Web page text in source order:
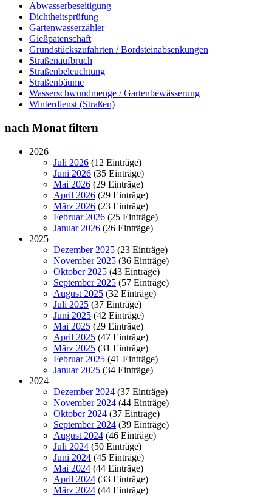
Abwasserbeseitigung
Dichtheitsprüfung
Gartenwasserzähler
Gießpatenschaft
Grundstückszufahrten / Bordsteinabsenkungen
Straßenaufbruch
Straßenbeleuchtung
Straßenbäume
Wasserschwundmenge / Gartenbewässerung
Winterdienst (Straßen)
nach Monat filtern
2026
Juli 2026 (12 Einträge)
Juni 2026 (35 Einträge)
Mai 2026 (29 Einträge)
April 2026 (29 Einträge)
März 2026 (23 Einträge)
Februar 2026 (25 Einträge)
Januar 2026 (26 Einträge)
2025
Dezember 2025 (23 Einträge)
November 2025 (36 Einträge)
Oktober 2025 (43 Einträge)
September 2025 (57 Einträge)
August 2025 (32 Einträge)
Juli 2025 (37 Einträge)
Juni 2025 (42 Einträge)
Mai 2025 (29 Einträge)
April 2025 (47 Einträge)
März 2025 (31 Einträge)
Februar 2025 (41 Einträge)
Januar 2025 (34 Einträge)
2024
Dezember 2024 (37 Einträge)
November 2024 (44 Einträge)
Oktober 2024 (37 Einträge)
September 2024 (39 Einträge)
August 2024 (46 Einträge)
Juli 2024 (50 Einträge)
Juni 2024 (45 Einträge)
Mai 2024 (44 Einträge)
April 2024 (33 Einträge)
März 2024 (44 Einträge)